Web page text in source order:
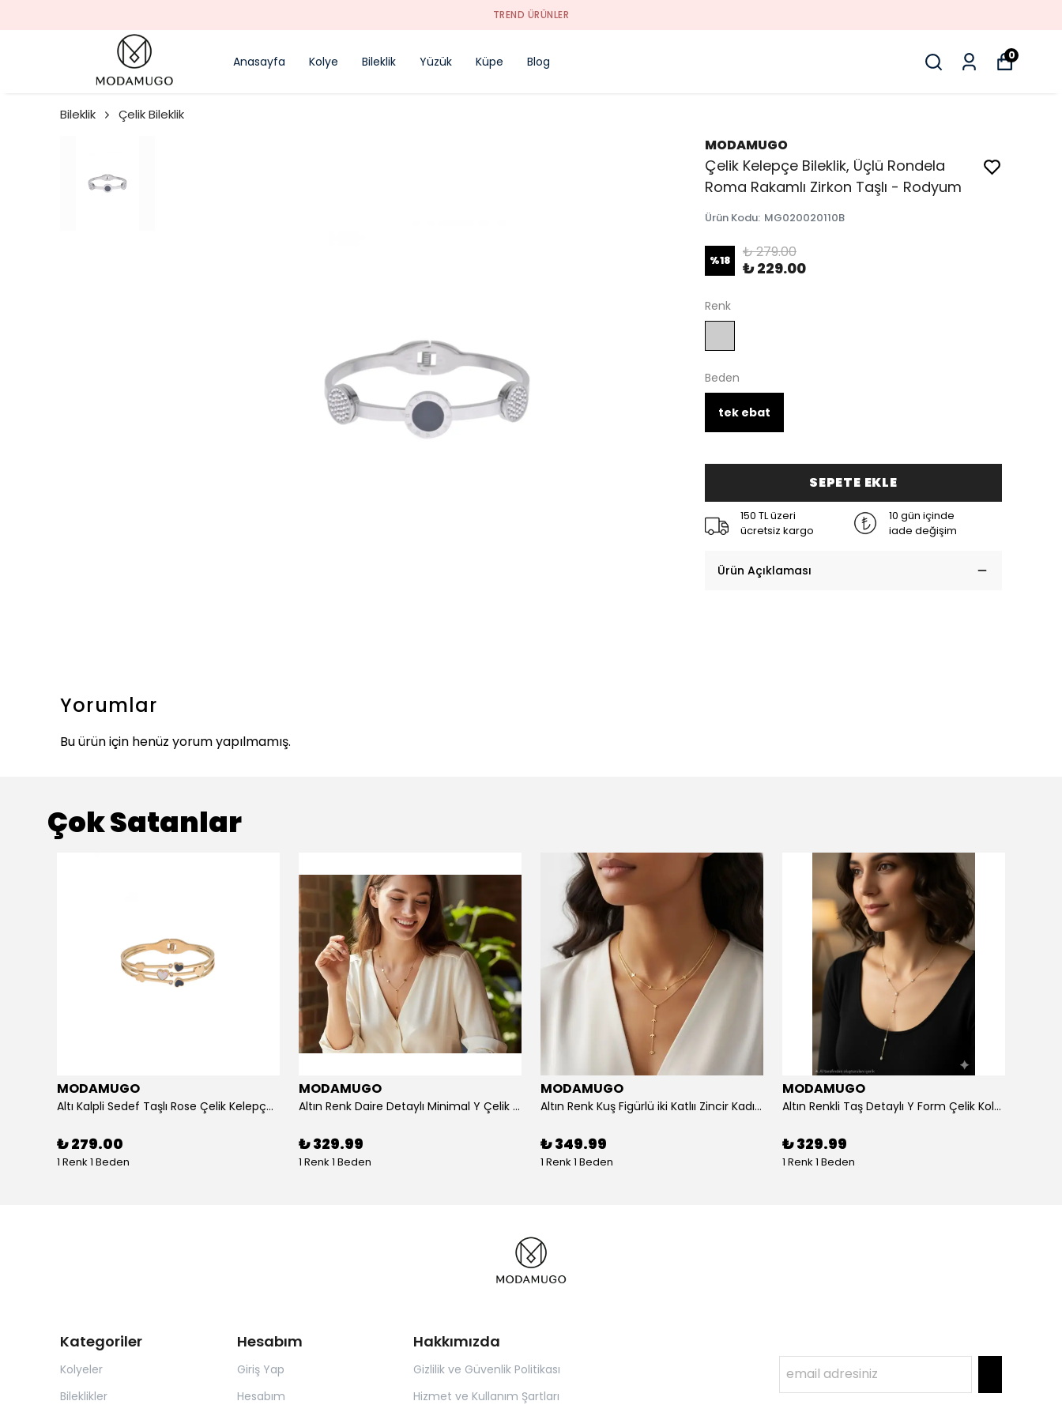
TREND ÜRÜNLER
Anasayfa Kolye Bileklik Yüzük Küpe Blog 0
Bileklik Çelik Bileklik
MODAMUGO
Çelik Kelepçe Bileklik, Üçlü Rondela
Roma Rakamlı Zirkon Taşlı - Rodyum
Ürün Kodu: MG020020110B
%18 ₺ 279.00
₺ 229.00
Renk
Beden
tek ebat
SEPETE EKLE
150 TL üzeri
ücretsiz kargo
10 gün içinde
iade değişim
Ürün Açıklaması
Yorumlar
Bu ürün için henüz yorum yapılmamış.
Çok Satanlar
MODAMUGO
Altı Kalpli Sedef Taşlı Rose Çelik Kelepçe Bileklik
₺ 279.00
1 Renk 1 Beden
MODAMUGO
Altın Renk Daire Detaylı Minimal Y Çelik Kolye
₺ 329.99
1 Renk 1 Beden
MODAMUGO
Altın Renk Kuş Figürlü iki Katlıı Zincir Kadın Y Kolye
₺ 349.99
1 Renk 1 Beden
MODAMUGO
Altın Renkli Taş Detaylı Y Form Çelik Kolye
₺ 329.99
1 Renk 1 Beden
Kategoriler
Kolyeler
Bileklikler
Hesabım
Giriş Yap
Hesabım
Hakkımızda
Gizlilik ve Güvenlik Politikası
Hizmet ve Kullanım Şartları